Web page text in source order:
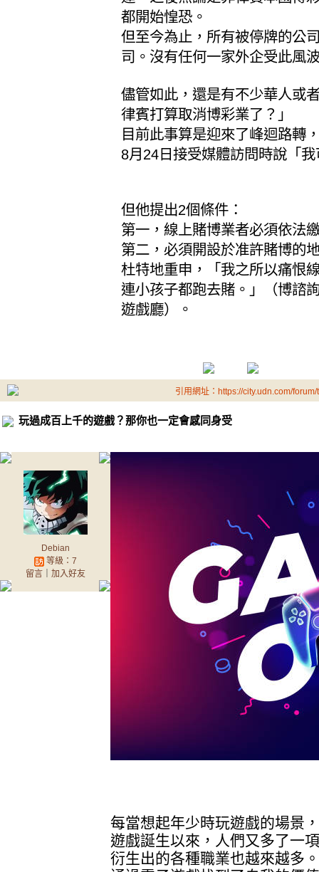
都開始惶恐。
但至今為止，所有被停牌的公
司。沒有任何一家外企受此風
儘管如此，還是有不少華人或
律賓打算取消博彩業了？」
目前此事算是迎來了峰迴路轉
8月24日接受媒體訪問時說「
但他提出2個條件：
第一，線上賭博業者必須依法
第二，必須開設於准許賭博的
杜特地重申，「我之所以痛恨
連小孩子都跑去賭。」（博諮
遊戲廳）。
引用網址：https://city.udn.com/
玩過成百上千的遊戲？那你也一定會感同身受
Debian
等級：7
留言｜ 加入好友
每當想起年少時玩遊戲的場景
遊戲誕生以來，人們又多了一
衍生出的各種職業也越來越多